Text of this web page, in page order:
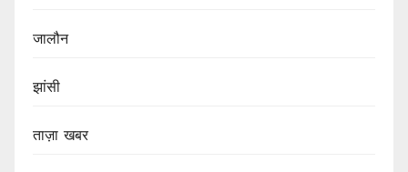
जालौन
झांसी
ताज़ा खबर